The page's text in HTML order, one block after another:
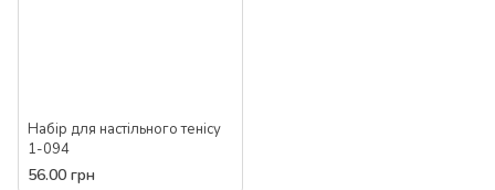
Набір для настільного тенісу
1-094
56.00 грн